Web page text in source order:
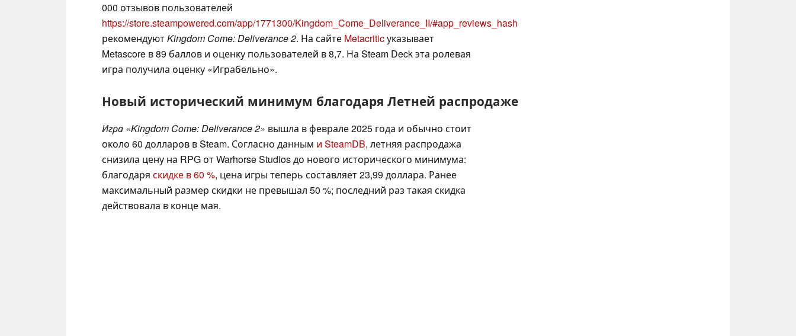
000 отзывов пользователей
https://store.steampowered.com/app/1771300/Kingdom_Come_Deliverance_II/#app_reviews_hash
рекомендуютKingdom Come: Deliverance 2. На сайте Metacriticуказывает
Metascore в 89 баллов и оценку пользователей в 8,7. На Steam Deck эта ролевая
игра получила оценку «Играбельно».
Новый исторический минимум благодаря Летней распродаже
Игра «Kingdom Come: Deliverance 2» вышла в феврале 2025 года и обычно стоит
около 60 долларов в Steam. Согласно данным и SteamDB, летняя распродажа
снизила цену на RPG от Warhorse Studios до нового исторического минимума:
благодаря скидке в 60 %, цена игры теперь составляет 23,99 доллара. Ранее
максимальный размер скидки не превышал 50 %; последний раз такая скидка
действовала в конце мая.